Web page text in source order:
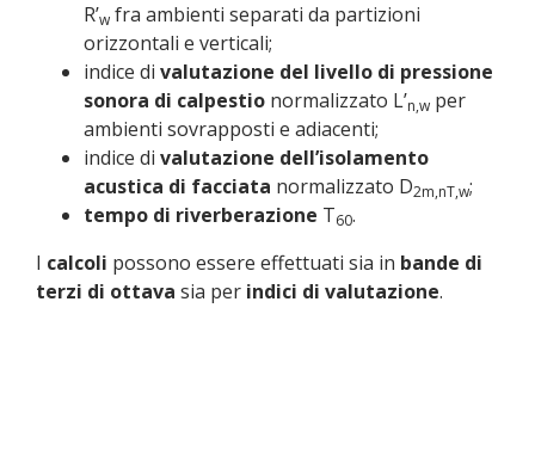
R’w fra ambienti separati da partizioni
orizzontali e verticali;
indice di valutazione del livello di pressione
sonora di calpestio normalizzato L’n,w per
ambienti sovrapposti e adiacenti;
indice di valutazione dell’isolamento
acustica di facciata normalizzato D2m,nT,w;
tempo di riverberazione T60.
I calcoli possono essere effettuati sia in bande di
terzi di ottava sia per indici di valutazione.